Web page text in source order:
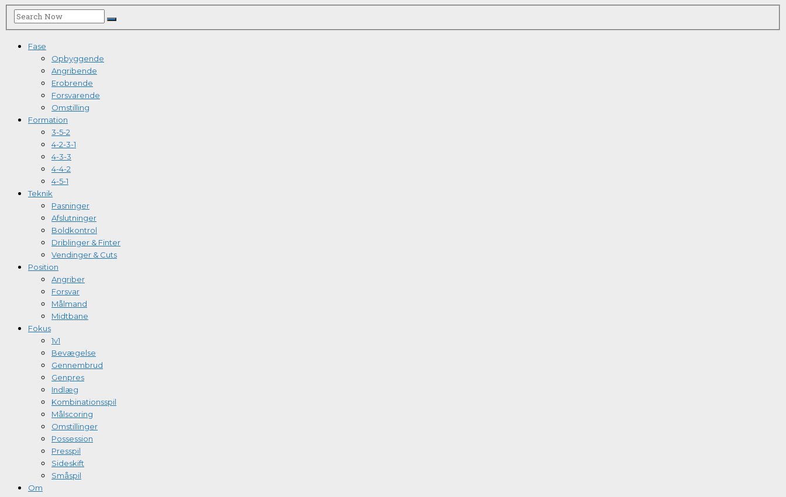
Fase
Opbyggende
Angribende
Erobrende
Forsvarende
Omstilling
Formation
3-5-2
4-2-3-1
4-3-3
4-4-2
4-5-1
Teknik
Pasninger
Afslutninger
Boldkontrol
Driblinger & Finter
Vendinger & Cuts
Position
Angriber
Forsvar
Målmand
Midtbane
Fokus
1v1
Bevægelse
Gennembrud
Genpres
Indlæg
Kombinationsspil
Målscoring
Omstillinger
Possession
Presspil
Sideskift
Småspil
Om